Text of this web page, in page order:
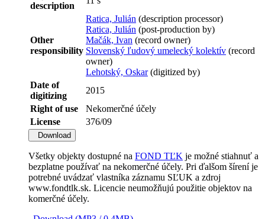
description
Other
responsibility
Ratica, Julián (description processor)
Ratica, Julián (post-production by)
Mačák, Ivan (record owner)
Slovenský ľudový umelecký kolektív (record
owner)
Lehotský, Oskar(digitized by)
Date of
digitizing
2015
Right of use
Nekomerčné účely
License
376/09
Download
Všetky objekty dostupné na FOND TĽK je možné stiahnuť a
bezplatne používať na nekomerčné účely. Pri ďalšom šírení je
potrebné uvádzať vlastníka záznamu SĽUK a zdroj
www.fondtlk.sk. Licencie neumožňujú použitie objektov na
komerčné účely.